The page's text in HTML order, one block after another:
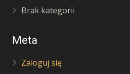
Brak kategorii
Meta
Zaloguj się